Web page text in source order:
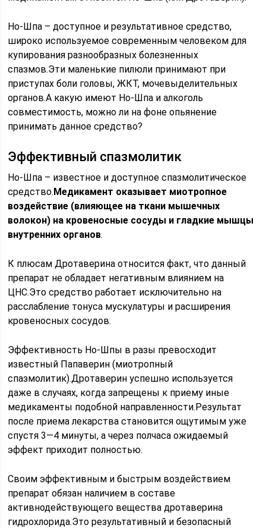
Но-Шпа – доступное и результативное средство,
широко используемое современным человеком для
купирования разнообразных болезненных
спазмов.Эти маленькие пилюли принимают при
приступах боли головы, ЖКТ, мочевыделительных
органов.А какую имеют Но-Шпа и алкоголь
совместимость, можно ли на фоне опьянение
принимать данное средство?
Эффективный спазмолитик
Но-Шпа – известное и доступное спазмолитическое
средство.Медикамент оказывает миотропное
воздействие (влияющее на ткани мышечных
волокон) на кровеносные сосуды и гладкие мышцы
внутренних органов.
К плюсам Дротаверина относится факт, что данный
препарат не обладает негативным влиянием на
ЦНС.Это средство работает исключительно на
расслабление тонуса мускулатуры и расширения
кровеносных сосудов.
Эффективность Но-Шпы в разы превосходит
известный Папаверин (миотропный
спазмолитик).Дротаверин успешно используется
даже в случаях, когда запрещены к приему иные
медикаменты подобной направленности.Результат
после приема лекарства становится ощутимым уже
спустя 3—4 минуты, а через полчаса ожидаемый
эффект приходит полностью.
Своим эффективным и быстрым воздействием
препарат обязан наличием в составе
активнодействующего вещества дротаверина
гидрохлорида.Это результативный и безопасный